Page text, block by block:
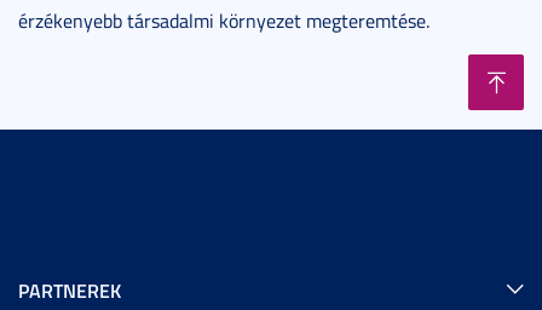
érzékenyebb társadalmi környezet megteremtése.
PARTNEREK